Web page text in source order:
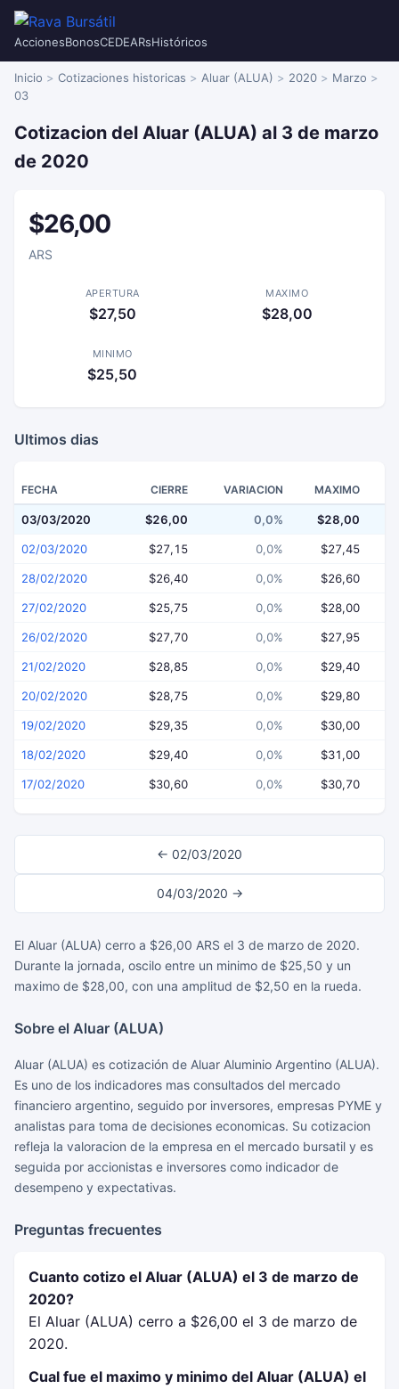
AccionesBonosCEDEARsHistóricos
Inicio Cotizaciones historicas Aluar (ALUA) 2020
Marzo
03
Cotizacion del Aluar (ALUA) al 3 de marzo
de 2020
$26,00
ARS
APERTURA
$27,50
MAXIMO
$28,00
MINIMO
$25,50
Ultimos dias
FECHA CIERRE VARIACION MAXIMO
03/03/2020 $26,00 0,0% $28,00
02/03/2020 $27,15 0,0% $27,45
28/02/2020 $26,40 0,0% $26,60
27/02/2020 $25,75 0,0% $28,00
26/02/2020 $27,70 0,0% $27,95
21/02/2020 $28,85 0,0% $29,40
20/02/2020 $28,75 0,0% $29,80
19/02/2020 $29,35 0,0% $30,00
18/02/2020 $29,40 0,0% $31,00
17/02/2020 $30,60 0,0% $30,70
← 02/03/2020
04/03/2020 →
El Aluar (ALUA) cerro a $26,00 ARS el 3 de marzo de 2020.
Durante la jornada, oscilo entre un minimo de $25,50 y un
maximo de $28,00, con una amplitud de $2,50 en la rueda.
Sobre el Aluar (ALUA)
Aluar (ALUA) es cotización de Aluar Aluminio Argentino (ALUA).
Es uno de los indicadores mas consultados del mercado
financiero argentino, seguido por inversores, empresas PYME y
analistas para toma de decisiones economicas. Su cotizacion
refleja la valoracion de la empresa en el mercado bursatil y es
seguida por accionistas e inversores como indicador de
desempeno y expectativas.
Preguntas frecuentes
Cuanto cotizo el Aluar (ALUA) el 3 de marzo de
2020?
El Aluar (ALUA) cerro a $26,00 el 3 de marzo de
2020.
Cual fue el maximo y minimo del Aluar (ALUA) el